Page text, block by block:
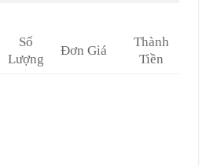
Số
Lượng
Đơn Giá
Thành
Tiền